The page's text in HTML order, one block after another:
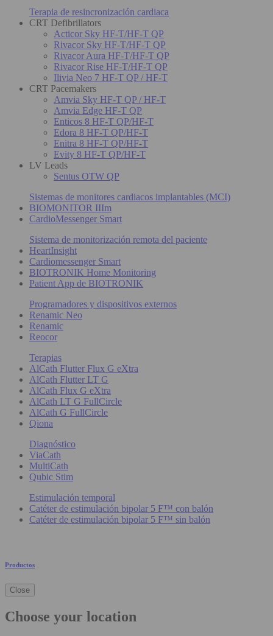
Terapia de resincronización cardiaca
CRT Defibrillators
Acticor Sky HF-T/HF-T QP
Rivacor Sky HF-T/HF-T QP
Rivacor Aura HF-T/HF-T QP
Rivacor Rise HF-T/HF-T QP
Ilivia Neo 7 HF-T QP / HF-T
CRT Pacemakers
Amvia Sky HF-T QP / HF-T
Amvia Edge HF-T QP
Enticos 8 HF-T QP/HF-T
Edora 8 HF-T QP/HF-T
Enitra 8 HF-T QP/HF-T
Evity 8 HF-T QP/HF-T
LV Leads
Sentus OTW QP
Sistemas de monitores cardiacos implantables (MCI)
BIOMONITOR IIIm
CardioMessenger Smart
Sistema de monitorización remota del paciente
HeartInsight
Cardiomessenger Smart
BIOTRONIK Home Monitoring
Patient App de BIOTRONIK
Programadores y dispositivos externos
Renamic Neo
Renamic
Reocor
Terapias
AlCath Flutter Flux G eXtra
AlCath Flutter LT G
AlCath Flux G eXtra
AlCath LT G FullCircle
AlCath G FullCircle
Qiona
Diagnóstico
ViaCath
MultiCath
Qubic Stim
Estimulación temporal
Catéter de estimulación bipolar 5 F™ con balón
Catéter de estimulación bipolar 5 F™ sin balón
Productos
Close
Choose your location